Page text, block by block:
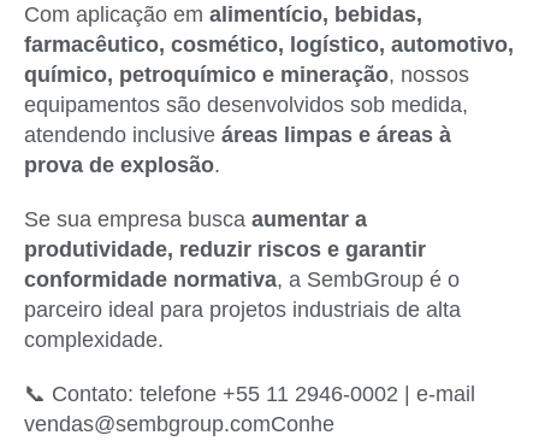
Com aplicação em alimentício, bebidas,
farmacêutico, cosmético, logístico, automotivo,
químico, petroquímico e mineração, nossos
equipamentos são desenvolvidos sob medida,
atendendo inclusive áreas limpas e áreas à
prova de explosão.
Se sua empresa busca aumentar a
produtividade, reduzir riscos e garantir
conformidade normativa, a SembGroup é o
parceiro ideal para projetos industriais de alta
complexidade.
📞 Contato: telefone +55 11 2946-0002 | e-mail
vendas@sembgroup.comConhe